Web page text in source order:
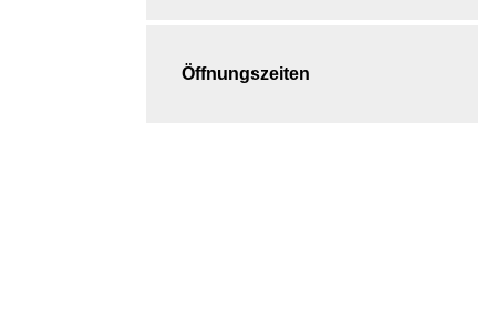
Öffnungszeiten